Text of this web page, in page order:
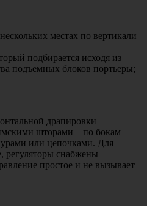
местах по вертикали
подбирается исходя из
подъемных блоков портьеры;
драпировки
шторами – по бокам
или цепочками. Для
регуляторы снабжены
простое и не вызывает